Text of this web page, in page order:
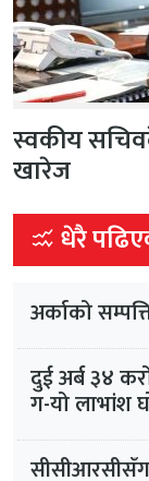
स्वकीय
खारेज
धेरै
अर्काको
दुई अर्ब ३४
ग-यो लाभांश